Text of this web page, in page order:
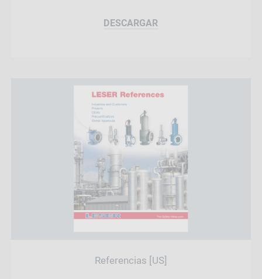
DESCARGAR
Referencias [US]